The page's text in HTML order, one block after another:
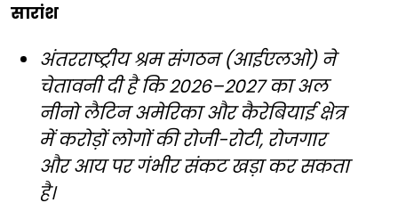
सारांश
अंतरराष्ट्रीय श्रम संगठन (आईएलओ) ने
चेतावनी दी है कि 2026–2027 का अल
नीनो लैटिन अमेरिका और कैरेबियाई क्षेत्र
में करोड़ों लोगों की रोजी-रोटी, रोजगार
और आय पर गंभीर संकट खड़ा कर सकता
है।